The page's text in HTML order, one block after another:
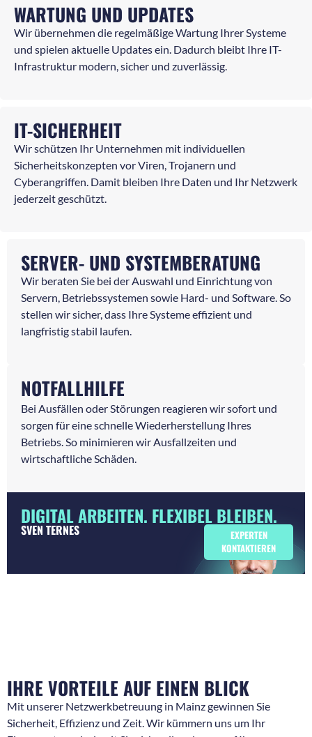
WARTUNG UND UPDATES
Wir übernehmen die regelmäßige Wartung Ihrer Systeme
und spielen aktuelle Updates ein. Dadurch bleibt Ihre IT-
Infrastruktur modern, sicher und zuverlässig.
IT-SICHERHEIT
Wir schützen Ihr Unternehmen mit individuellen
Sicherheitskonzepten vor Viren, Trojanern und
Cyberangriffen. Damit bleiben Ihre Daten und Ihr Netzwerk
jederzeit geschützt.
SERVER- UND SYSTEMBERATUNG
Wir beraten Sie bei der Auswahl und Einrichtung von
Servern, Betriebssystemen sowie Hard- und Software. So
stellen wir sicher, dass Ihre Systeme effizient und
langfristig stabil laufen.
NOTFALLHILFE
Bei Ausfällen oder Störungen reagieren wir sofort und
sorgen für eine schnelle Wiederherstellung Ihres
Betriebs. So minimieren wir Ausfallzeiten und
wirtschaftliche Schäden.
DIGITAL ARBEITEN. FLEXIBEL BLEIBEN.
SVEN TERNES
EXPERTEN
KONTAKTIEREN
IHRE VORTEILE AUF EINEN BLICK
Mit unserer Netzwerkbetreuung in Mainz gewinnen Sie
Sicherheit, Effizienz und Zeit. Wir kümmern uns um Ihr